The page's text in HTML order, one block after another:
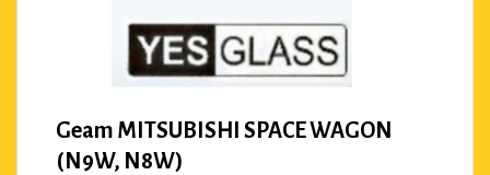
Geam MITSUBISHI SPACE WAGON
(N9W, N8W)